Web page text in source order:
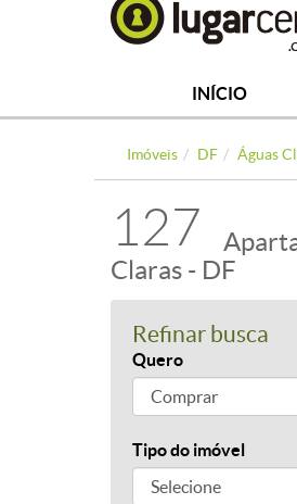
INÍCIO
Imóveis DF Águas
127
Claras - DF
Refinar busca
Quero
Tipo do imóvel